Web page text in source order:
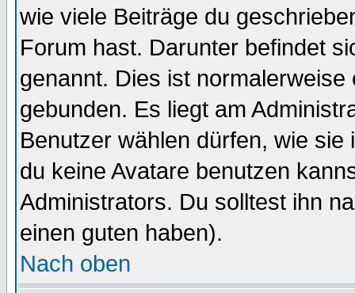
wie viele Beiträge du
Forum hast. Darunter befindet
genannt. Dies ist
gebunden. Es liegt am
Benutzer wählen dürfen, wie
du keine Avatare benutzen
Administrators. Du solltest ihn
einen guten haben).
Nach oben